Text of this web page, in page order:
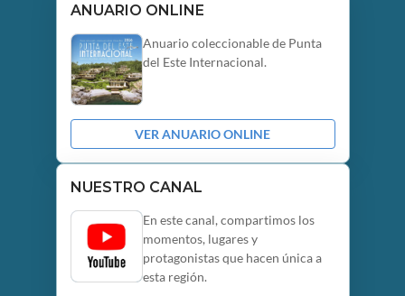
ANUARIO ONLINE
Anuario coleccionable de Punta
del Este Internacional.
VER ANUARIO ONLINE
NUESTRO CANAL
En este canal, compartimos los
momentos, lugares y
protagonistas que hacen única a
esta región.